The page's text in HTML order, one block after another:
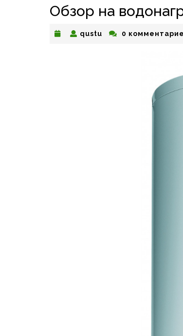
Обзор на
qustu qustu0